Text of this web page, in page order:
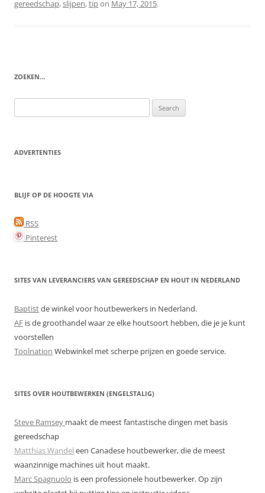
gereedschap,slijpen,tipon May 17, 2015.
ZOEKEN…
for:
ADVERTENTIES
BLIJF OP DE HOOGTE VIA
RSS
Pinterest
SITES VAN LEVERANCIERS VAN GEREEDSCHAP EN HOUT IN NEDERLAND
Baptistde winkel voor houtbewerkers in Nederland.
AF is de groothandel waar ze elke houtsoort hebben, die je je kunt
voorstellen
Toolnation Webwinkel met scherpe prijzen en goede service.
SITES OVER HOUTBEWERKEN (ENGELSTALIG)
Steve Ramsey maakt de meest fantastische dingen met basis
gereedschap
Matthias Wandel een Canadese houtbewerker, die de meest
waanzinnige machines uit hout maakt.
Marc Spagnuolo is een professionele houtbewerker. Op zijn